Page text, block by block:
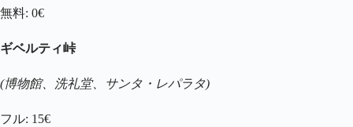
無料: 0€
ギベルティ峠
(博物館、洗礼堂、サンタ・レパラタ)
フル: 15€